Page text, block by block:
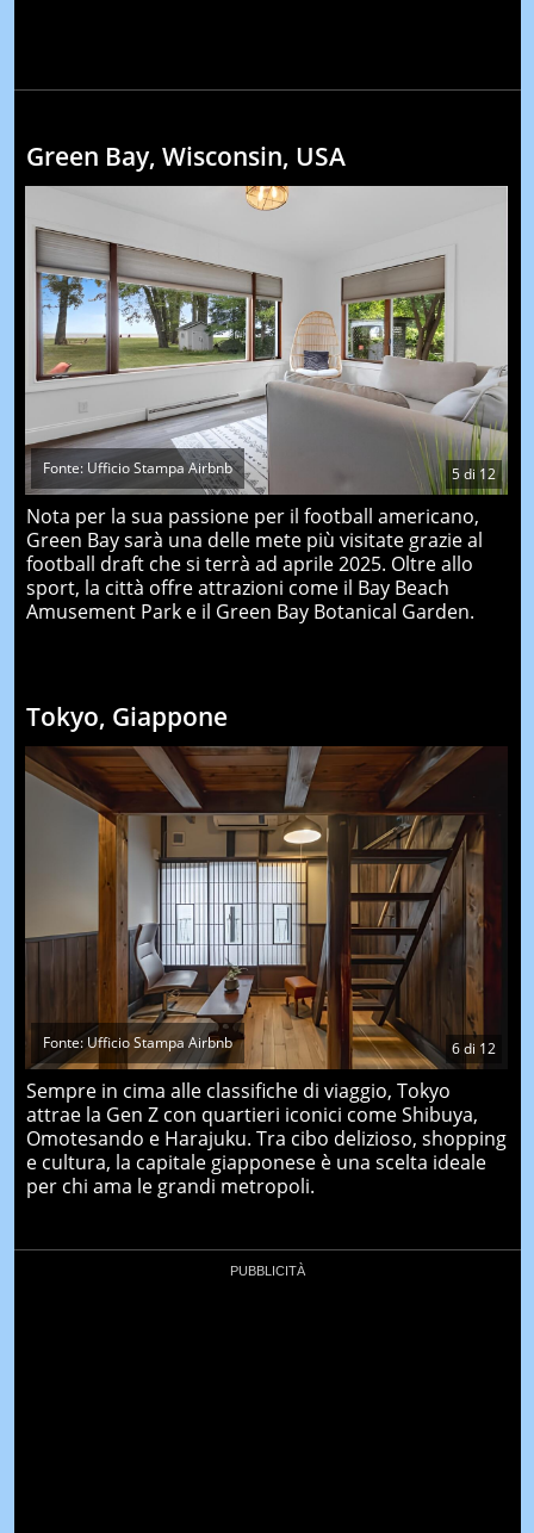
Green Bay, Wisconsin, USA
5di 12
Fonte: Ufficio Stampa Airbnb
Nota per la sua passione per il football americano,
Green Bay sarà una delle mete più visitate grazie al
football draft che si terrà ad aprile 2025. Oltre allo
sport, la città offre attrazioni come il Bay Beach
Amusement Park e il Green Bay Botanical Garden.
Tokyo, Giappone
6di 12
Fonte: Ufficio Stampa Airbnb
Sempre in cima alle classifiche di viaggio, Tokyo
attrae la Gen Z con quartieri iconici come Shibuya,
Omotesando e Harajuku. Tra cibo delizioso, shopping
e cultura, la capitale giapponese è una scelta ideale
per chi ama le grandi metropoli.